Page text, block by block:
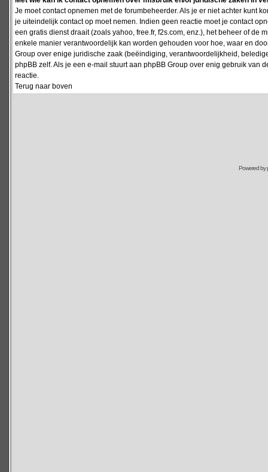
Je moet contact opnemen met de forumbeheerder. Als je er niet achter kunt
je uiteindelijk contact op moet nemen. Indien geen reactie moet je contact
een gratis dienst draait (zoals yahoo, free.fr, f2s.com, enz.), het beheer of
enkele manier verantwoordelijk kan worden gehouden voor hoe, waar en
Group over enige juridische zaak (beëindiging, verantwoordelijkheid,
phpBB zelf. Als je een e-mail stuurt aan phpBB Group over enig gebruik
reactie.
Terug naar boven
Powered by